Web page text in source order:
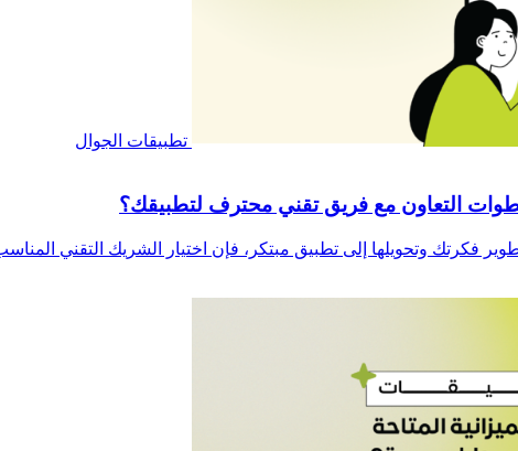
تطبيقات الجوال
التعاون مع فريق تقني محترف لتطبيقك؟
فكرتك وتحويلها إلى تطبيق مبتكر، فإن اختيار الشريك التقني